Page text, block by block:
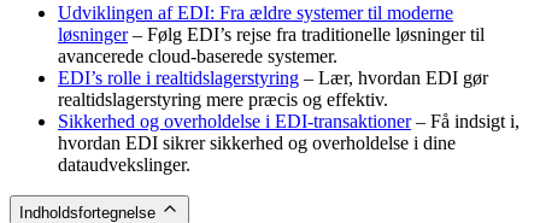
Udviklingen af EDI: Fra ældre systemer til moderne
løsninger– Følg EDI’s rejse fra traditionelle løsninger til
avancerede cloud-baserede systemer.
EDI’s rolle i realtidslagerstyring – Lær, hvordan EDI gør
realtidslagerstyring mere præcis og effektiv.
Sikkerhed og overholdelse i EDI-transaktioner– Få indsigt i,
hvordan EDI sikrer sikkerhed og overholdelse i dine
dataudvekslinger.
Indholdsfortegnelse